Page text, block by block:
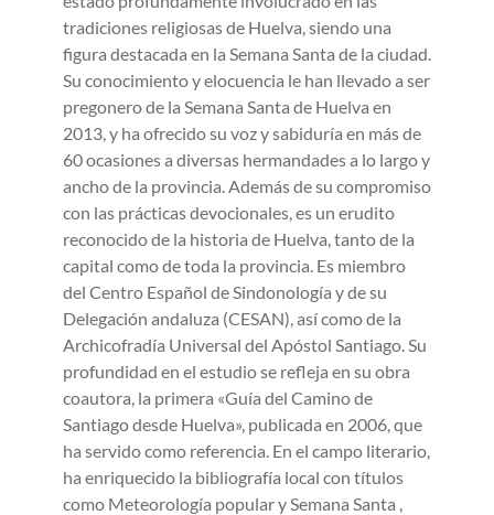
tradiciones religiosas de Huelva, siendo una
figura destacada en la Semana Santa de la ciudad.
Su conocimiento y elocuencia le han llevado a ser
pregonero de la Semana Santa de Huelva en
2013, y ha ofrecido su voz y sabiduría en más de
60 ocasiones a diversas hermandades a lo largo y
ancho de la provincia. Además de su compromiso
con las prácticas devocionales, es un erudito
reconocido de la historia de Huelva, tanto de la
capital como de toda la provincia. Es miembro
del Centro Español de Sindonología y de su
Delegación andaluza (CESAN), así como de la
Archicofradía Universal del Apóstol Santiago. Su
profundidad en el estudio se refleja en su obra
coautora, la primera «Guía del Camino de
Santiago desde Huelva», publicada en 2006, que
ha servido como referencia. En el campo literario,
ha enriquecido la bibliografía local con títulos
como Meteorología popular y Semana Santa ,